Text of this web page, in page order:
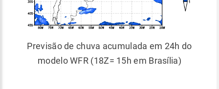
Previsão de chuva acumulada em 24h do
modelo WFR (18Z= 15h em Brasília)